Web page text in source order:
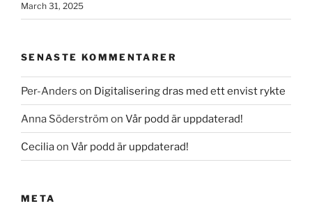
March 31, 2025
SENASTE KOMMENTARER
Per-Anders on Digitalisering dras med ett envist rykte
Anna Söderström on Vår podd är uppdaterad!
Ceciliaon Vår podd är uppdaterad!
META